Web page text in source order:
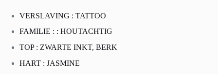
VERSLAVING : TATTOO
FAMILIE : : HOUTACHTIG
TOP : ZWARTE INKT, BERK
HART : JASMINE